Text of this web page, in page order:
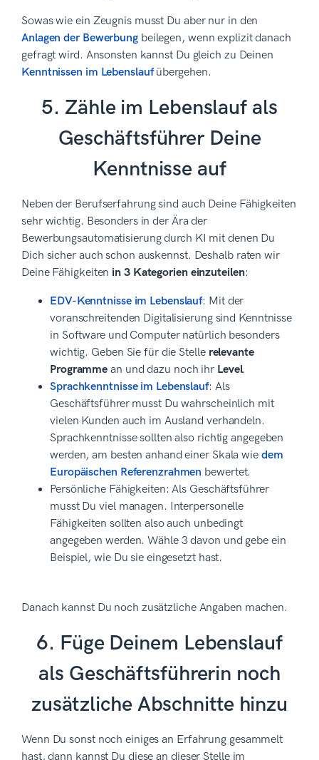
Sowas wie ein Zeugnis musst Du aber nur in den
Anlagen der Bewerbungbeilegen, wenn explizit danach
gefragt wird. Ansonsten kannst Du gleich zu Deinen
Kenntnissen im Lebenslaufübergehen.
5. Zähle im Lebenslauf als
Geschäftsführer Deine
Kenntnisse auf
Neben der Berufserfahrung sind auch Deine Fähigkeiten
sehr wichtig. Besonders in der Ära der
Bewerbungsautomatisierung durch KI mit denen Du
Dich sicher auch schon auskennst. Deshalb raten wir
Deine Fähigkeiten in 3 Kategorien einzuteilen:
EDV-Kenntnisse im Lebenslauf: Mit der
voranschreitenden Digitalisierung sind Kenntnisse
in Software und Computer natürlich besonders
wichtig. Geben Sie für die Stelle relevante
Programme an und dazu noch ihr Level.
Sprachkenntnisse im Lebenslauf: Als
Geschäftsführer musst Du wahrscheinlich mit
vielen Kunden auch im Ausland verhandeln.
Sprachkenntnisse sollten also richtig angegeben
werden, am besten anhand einer Skala wie dem
Europäischen Referenzrahmen bewertet.
Persönliche Fähigkeiten: Als Geschäftsführer
musst Du viel managen. Interpersonelle
Fähigkeiten sollten also auch unbedingt
angegeben werden. Wähle 3 davon und gebe ein
Beispiel, wie Du sie eingesetzt hast.
Danach kannst Du noch zusätzliche Angaben machen.
6. Füge Deinem Lebenslauf
als Geschäftsführerin noch
zusätzliche Abschnitte hinzu
Wenn Du sonst noch einiges an Erfahrung gesammelt
hast, dann kannst Du diese an dieser Stelle im